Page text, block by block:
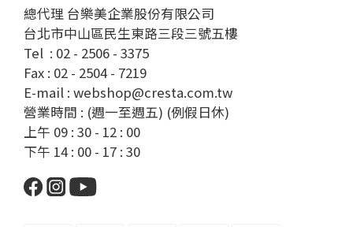
總代理 台樂美企業股份有限公司
台北市中山區民生東路三段三號五樓
Tel : 02 - 2506 - 3375
Fax : 02 - 2504 - 7219
E-mail : webshop@cresta.com.tw
營業時間 : (週一至週五) (例假日休)
上午 09 : 30 - 12 : 00
下午 14 : 00 - 17 : 30